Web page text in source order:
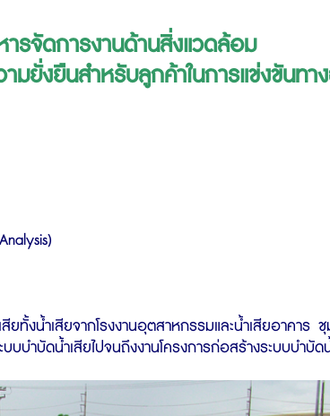
ารจัดการงานด้านสิ่งแวดล้อม
ยั่งยืนสำหรับลูกค้าในการแข่งขันทา
ยทั้งน้ำเสียจากโรงงานอุตสาหกรรมและน้ำเสียอาคาร
บำบัดน้ำเสียไปจนถึงงานโครงการก่อสร้างระบบบำบัด